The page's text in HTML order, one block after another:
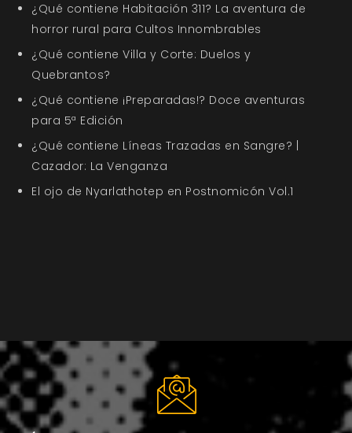
¿Qué contiene Habitación 311? La aventura de
horror rural para Cultos Innombrables
¿Qué contiene Villa y Corte: Duelos y
Quebrantos?
¿Qué contiene ¡Preparadas!? Doce aventuras
para 5ª Edición
¿Qué contiene Líneas Trazadas en Sangre? |
Cazador: La Venganza
El ojo de Nyarlathotep en Postnomicón Vol.1